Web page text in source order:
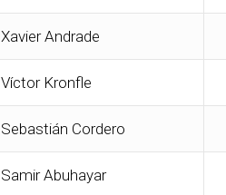
Xavier Andrade
Víctor Kronfle
Sebastián Cordero
Samir Abuhayar